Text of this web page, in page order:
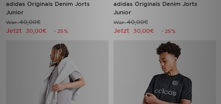
adidas Originals Denim Jorts
Junior
War40,00€
Jetzt 30,00€ - 25%
adidas Originals Denim Jorts
Junior
War40,00€
Jetzt 30,00€ - 25%